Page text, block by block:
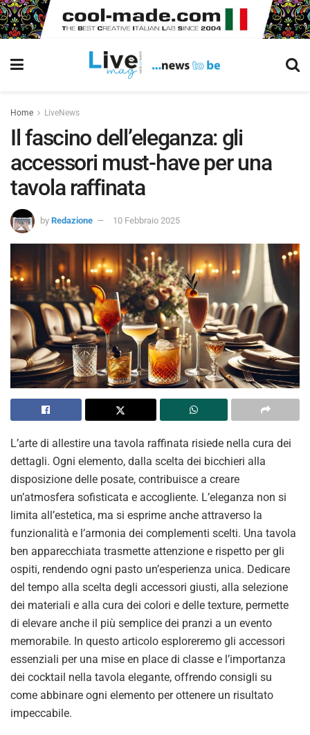
Home LiveNews
Il fascino dell’eleganza: gli
accessori must-have per una
tavola raffinata
by Redazione 10 Febbraio 2025
L’arte di allestire una tavola raffinata risiede nella cura dei
dettagli. Ogni elemento, dalla scelta dei bicchieri alla
disposizione delle posate, contribuisce a creare
un’atmosfera sofisticata e accogliente. L’eleganza non si
limita all’estetica, ma si esprime anche attraverso la
funzionalità e l’armonia dei complementi scelti. Una tavola
ben apparecchiata trasmette attenzione e rispetto per gli
ospiti, rendendo ogni pasto un’esperienza unica. Dedicare
del tempo alla scelta degli accessori giusti, alla selezione
dei materiali e alla cura dei colori e delle texture, permette
di elevare anche il più semplice dei pranzi a un evento
memorabile. In questo articolo esploreremo gli accessori
essenziali per una mise en place di classe e l’importanza
dei cocktail nella tavola elegante, offrendo consigli su
come abbinare ogni elemento per ottenere un risultato
impeccabile.